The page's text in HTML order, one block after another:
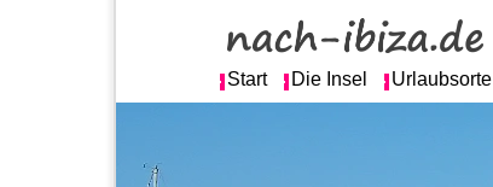
Start Die Insel Urlaubsorte